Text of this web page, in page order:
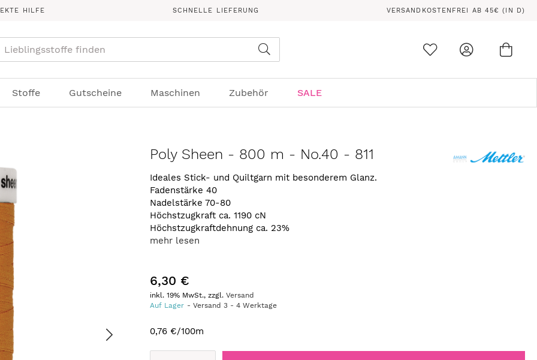
HILFE SCHNELLE LIEFERUNG VERSANDKOSTENFREI AB 45€ (IN D)
Stoffe Gutscheine Maschinen Zubehör SALE
Poly Sheen - 800 m - No.40 - 811
Ideales Stick- und Quiltgarn mit besonderem Glanz.
Fadenstärke 40
Nadelstärke 70-80
Höchstzugkraft ca. 1190 cN
Höchstzugkraftdehnung ca. 23%
mehr lesen
6,30 €
inkl. 19% MwSt., zzgl.Versand
Auf Lager
Versand3 -4 Werktage
0,76 €/100m